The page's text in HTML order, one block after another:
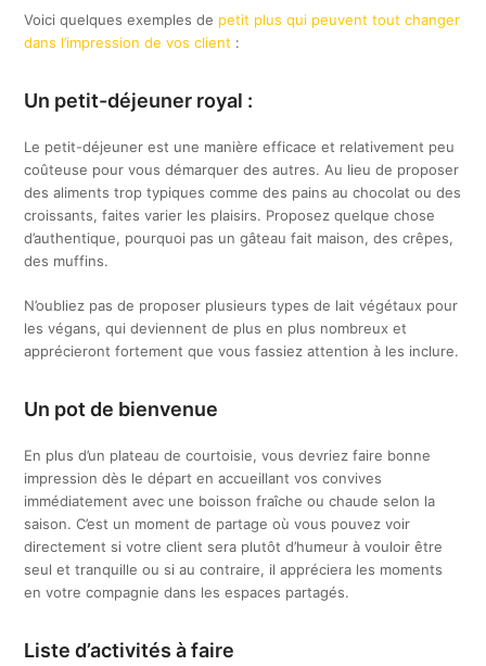
Voici quelques exemples de petit plus qui peuvent tout changer
dans l’impression de vos client :
Un petit-déjeuner royal :
Le petit-déjeuner est une manière efficace et relativement peu
coûteuse pour vous démarquer des autres. Au lieu de proposer
des aliments trop typiques comme des pains au chocolat ou des
croissants, faites varier les plaisirs. Proposez quelque chose
d’authentique, pourquoi pas un gâteau fait maison, des crêpes,
des muffins.
N’oubliez pas de proposer plusieurs types de lait végétaux pour
les végans, qui deviennent de plus en plus nombreux et
apprécieront fortement que vous fassiez attention à les inclure.
Un pot de bienvenue
En plus d’un plateau de courtoisie, vous devriez faire bonne
impression dès le départ en accueillant vos convives
immédiatement avec une boisson fraîche ou chaude selon la
saison. C’est un moment de partage où vous pouvez voir
directement si votre client sera plutôt d’humeur à vouloir être
seul et tranquille ou si au contraire, il appréciera les moments
en votre compagnie dans les espaces partagés.
Liste d’activités à faire